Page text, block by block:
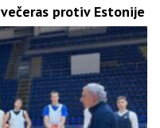
“Orlovi” kreću po zlato na EP, večeras protiv Estonije